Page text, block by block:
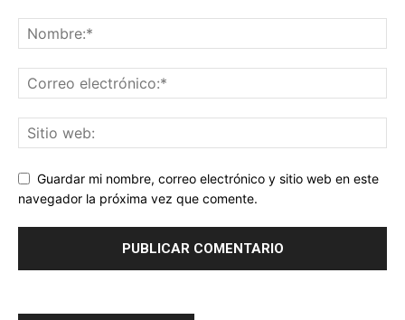
Guardar mi nombre, correo electrónico y sitio web en este
navegador la próxima vez que comente.